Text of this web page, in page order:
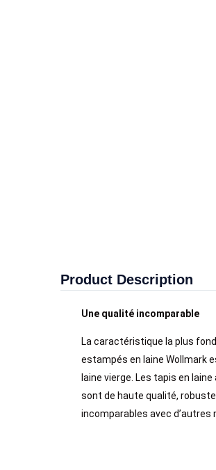
Product Description
Une qualité incomparable
La caractéristique la plus
estampés en laine Wollmark
laine vierge. Les tapis en
sont de haute qualité,
incomparables avec d’autres